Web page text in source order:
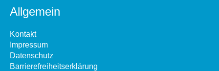
Allgemein
Kontakt
Impressum
Datenschutz
Barrierefreiheitserklärung